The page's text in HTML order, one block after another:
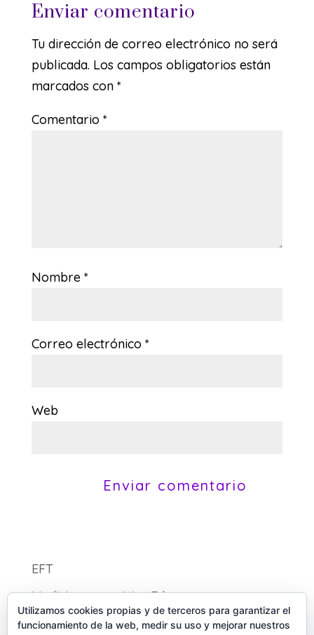
Enviar comentario
Tu dirección de correo electrónico no será
publicada. Los campos obligatorios están
marcados con *
Comentario *
Nombre *
Correo electrónico *
Web
EFT
Medicina energética Eden
Utilizamos cookies propias y de terceros para garantizar el
funcionamiento de la web, medir su uso y mejorar nuestros